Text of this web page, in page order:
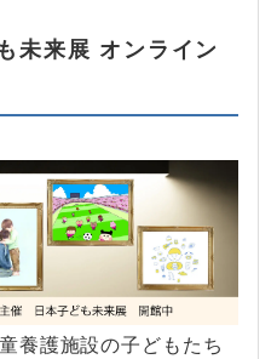
未来展 オンライン
養護施設の子どもたち